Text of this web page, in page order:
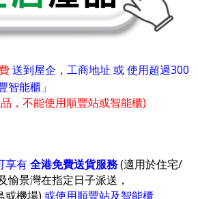
送到屋企，工商地址 或 使用超過300
智能櫃」
，不能使用順豐站或智能櫃)
享有全港免費送貨服務(適用於住宅/
愉景灣在指定日子派送，
機場) 或使用順豐站及智能櫃